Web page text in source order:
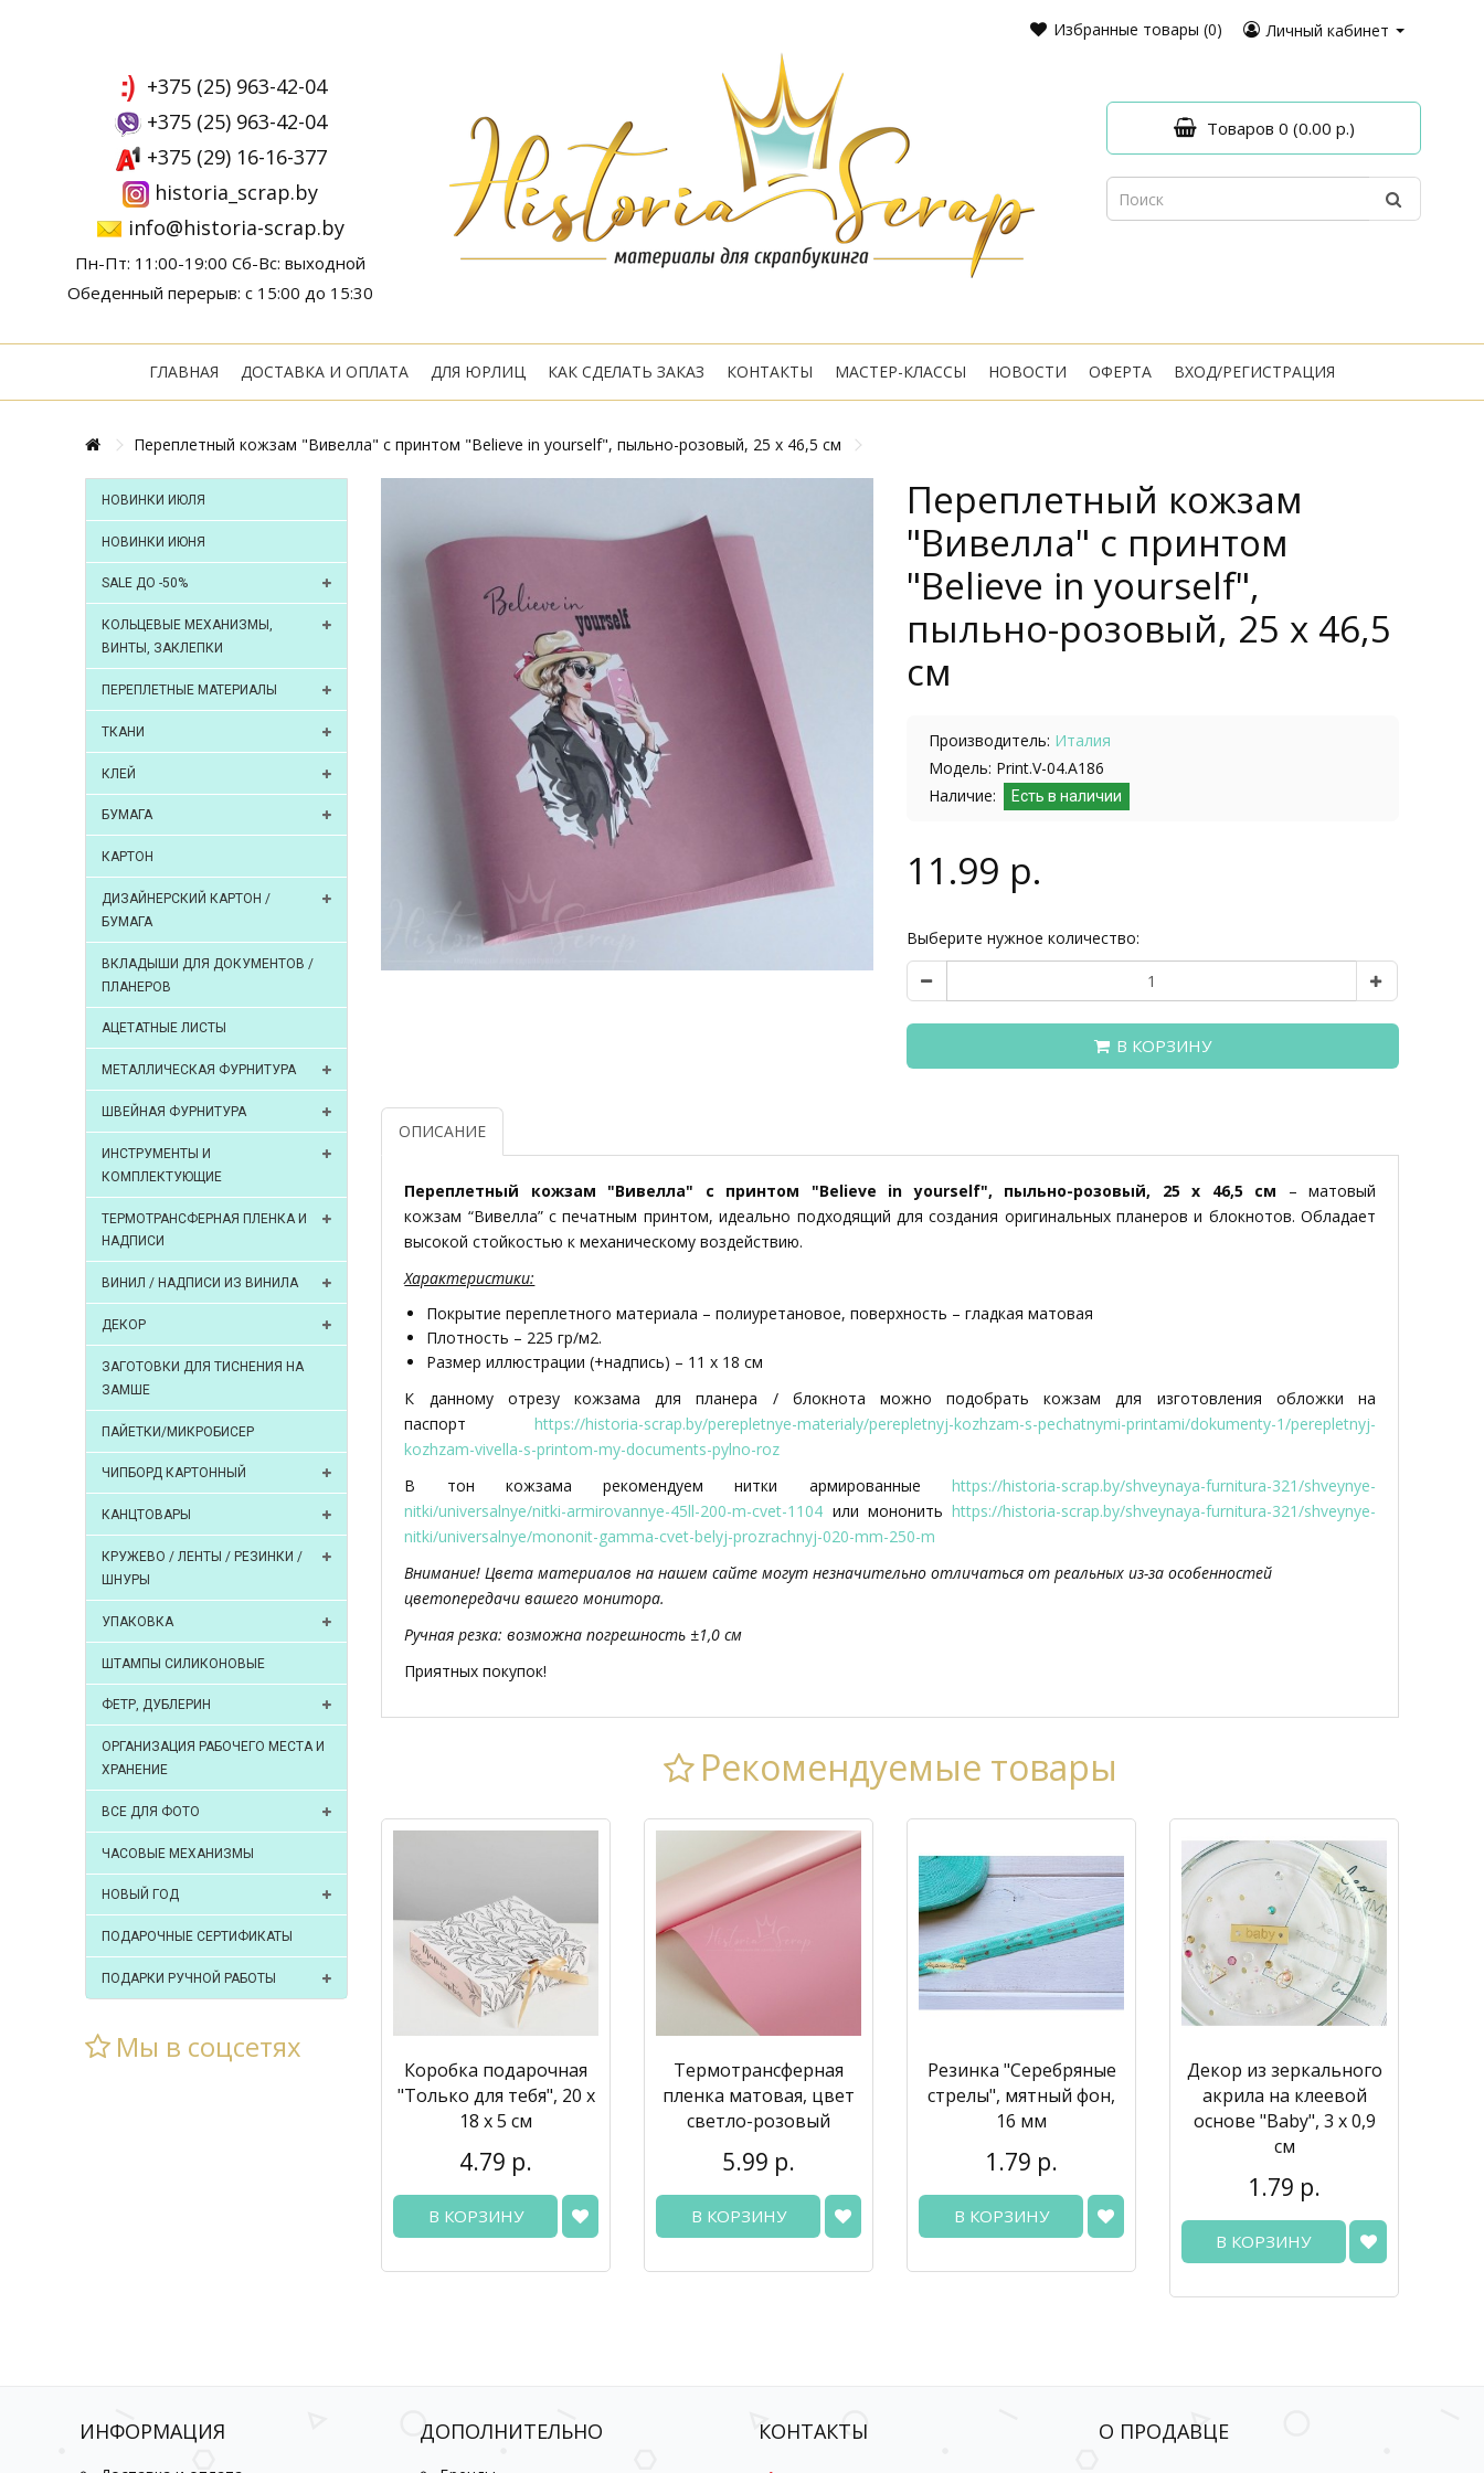
Избранные товары (0) Личный кабинет
+375 (25) 963-42-04
+375 (25) 963-42-04
+375 (29) 16-16-377
historia_scrap.by
info@historia-scrap.by
Пн-Пт: 11:00-19:00 Сб-Вс: выходной
Обеденный перерыв: с 15:00 до 15:30
Товаров 0 (0.00 р.)
ГЛАВНАЯ ДОСТАВКА И ОПЛАТА ДЛЯ ЮРЛИЦ КАК СДЕЛАТЬ ЗАКАЗ КОНТАКТЫ МАСТЕР-КЛАССЫ НОВОСТИ ОФЕРТА ВХОД/РЕГИСТРАЦИЯ
Переплетный кожзам "Вивелла" с принтом "Believe in yourself", пыльно-розовый, 25 х 46,5 см
НОВИНКИ ИЮЛЯ
НОВИНКИ ИЮНЯ
SALE ДО -50%
КОЛЬЦЕВЫЕ МЕХАНИЗМЫ,
ВИНТЫ, ЗАКЛЕПКИ
ПЕРЕПЛЕТНЫЕ МАТЕРИАЛЫ
ТКАНИ
КЛЕЙ
БУМАГА
КАРТОН
ДИЗАЙНЕРСКИЙ КАРТОН /
БУМАГА
ВКЛАДЫШИ ДЛЯ ДОКУМЕНТОВ /
ПЛАНЕРОВ
АЦЕТАТНЫЕ ЛИСТЫ
МЕТАЛЛИЧЕСКАЯ ФУРНИТУРА
ШВЕЙНАЯ ФУРНИТУРА
ИНСТРУМЕНТЫ И
КОМПЛЕКТУЮЩИЕ
ТЕРМОТРАНСФЕРНАЯ ПЛЕНКА И
НАДПИСИ
ВИНИЛ / НАДПИСИ ИЗ ВИНИЛА
ДЕКОР
ЗАГОТОВКИ ДЛЯ ТИСНЕНИЯ НА
ЗАМШЕ
ПАЙЕТКИ/МИКРОБИСЕР
ЧИПБОРД КАРТОННЫЙ
КАНЦТОВАРЫ
КРУЖЕВО / ЛЕНТЫ / РЕЗИНКИ /
ШНУРЫ
УПАКОВКА
ШТАМПЫ СИЛИКОНОВЫЕ
ФЕТР, ДУБЛЕРИН
ОРГАНИЗАЦИЯ РАБОЧЕГО МЕСТА И
ХРАНЕНИЕ
ВСЕ ДЛЯ ФОТО
ЧАСОВЫЕ МЕХАНИЗМЫ
НОВЫЙ ГОД
ПОДАРОЧНЫЕ СЕРТИФИКАТЫ
ПОДАРКИ РУЧНОЙ РАБОТЫ
Мы в соцсетях
Переплетный кожзам
"Вивелла" с принтом
"Believe in yourself",
пыльно-розовый, 25 х 46,5
см
Производитель: Италия
Модель: Print.V-04.А186
Наличие:
Есть в наличии
11.99 р.
Выберите нужное количество:
В КОРЗИНУ
ОПИСАНИЕ
Переплетный кожзам "Вивелла" с принтом "Believe in yourself", пыльно-розовый, 25 х 46,5 см – матовый
кожзам “Вивелла” с печатным принтом, идеально подходящий для создания оригинальных планеров и блокнотов. Обладает
высокой стойкостью к механическому воздействию.
Характеристики:
Покрытие переплетного материала – полиуретановое, поверхность – гладкая матовая
Плотность – 225 гр/м2.
Размер иллюстрации (+надпись) – 11 х 18 см
К данному отрезу кожзама для планера / блокнота можно подобрать кожзам для изготовления обложки на
паспорт https://historia-scrap.by/perepletnye-materialy/perepletnyj-kozhzam-s-pechatnymi-printami/dokumenty-1/perepletnyj-
kozhzam-vivella-s-printom-my-documents-pylno-roz
В тон кожзама рекомендуем нитки армированные https://historia-scrap.by/shveynaya-furnitura-321/shveynye-
nitki/universalnye/nitki-armirovannye-45ll-200-m-cvet-1104 или мононить https://historia-scrap.by/shveynaya-furnitura-321/shveynye-
nitki/universalnye/mononit-gamma-cvet-belyj-prozrachnyj-020-mm-250-m
Внимание! Цвета материалов на нашем сайте могут незначительно отличаться от реальных из-за особенностей
цветопередачи вашего монитора.
Ручная резка: возможна погрешность ±1,0 см
Приятных покупок!
Рекомендуемые товары
Коробка подарочная
"Только для тебя", 20 х
18 х 5 см
4.79 р.
В КОРЗИНУ
Термотрансферная
пленка матовая, цвет
светло-розовый
5.99 р.
В КОРЗИНУ
Резинка "Серебряные
стрелы", мятный фон,
16 мм
1.79 р.
В КОРЗИНУ
Декор из зеркального
акрила на клеевой
основе "Baby", 3 х 0,9
см
1.79 р.
В КОРЗИНУ
ИНФОРМАЦИЯ ДОПОЛНИТЕЛЬНО КОНТАКТЫ О ПРОДАВЦЕ